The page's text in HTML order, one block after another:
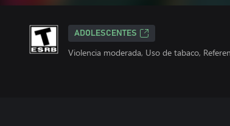
ADOLESCENTES
Violencia moderada, Uso de tabaco,